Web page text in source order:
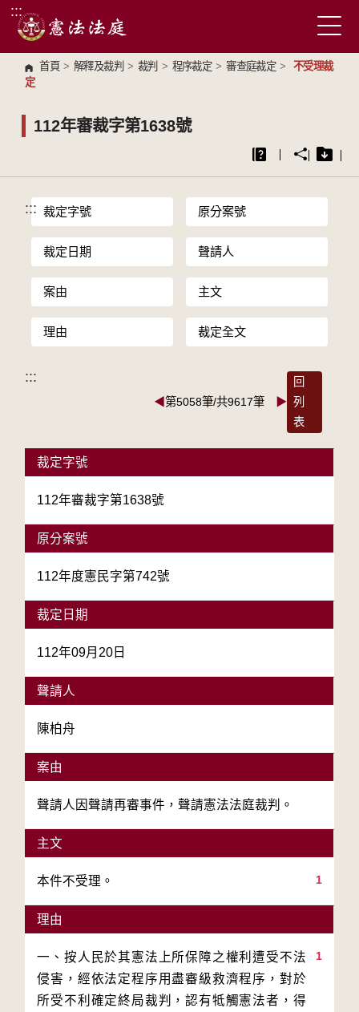
跳到主要內容區塊
:::
首頁 > 解釋及裁判 > 裁判 > 程序裁定 > 審查庭裁定 >
不受理裁
定
112年審裁字第1638號
::: 裁定字號 原分案號
裁定日期 聲請人
案由 主文
理由 裁定全文
:::
◀第5058筆/共9617筆 ▶
回
列
表
裁定字號
112年審裁字第1638號
原分案號
112年度憲民字第742號
裁定日期
112年09月20日
聲請人
陳柏舟
案由
聲請人因聲請再審事件，聲請憲法法庭裁判。
主文
1
本件不受理。
理由
1
一、按人民於其憲法上所保障之權利遭受不法
侵害，經依法定程序用盡審級救濟程序，對於
所受不利確定終局裁判，認有牴觸憲法者，得